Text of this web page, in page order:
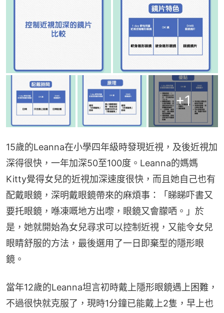
+1
15歲的Leanna在小學四年級時發現近視，及後近視加
深得很快，一年加深50至100度。Leanna的媽媽
Kitty覺得女兒的近視加深速度很快，而且她自己也有
配戴眼鏡，深明戴眼鏡帶來的麻煩事：「睇睇吓書又
要托眼鏡，喺凍嘅地方出嚟，眼鏡又會朦哂。」於
是，她就開始為女兒尋求可以控制近視，又能令女兒
眼睛舒服的方法，最後選用了一日即棄型的隱形眼
鏡。
當年12歲的Leanna坦言初時戴上隱形眼鏡遇上困難，
不過很快就克服了，現時1分鐘已能戴上2隻，早上也